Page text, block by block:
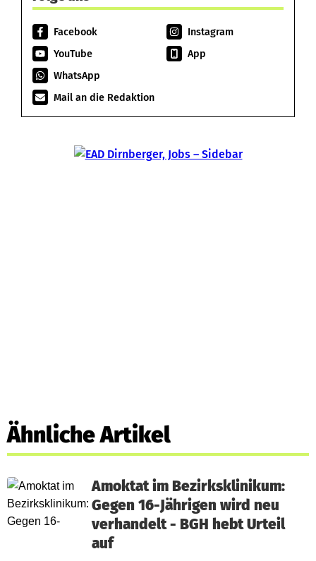
Facebook
Instagram
YouTube
App
WhatsApp
Mail an die Redaktion
Ähnliche Artikel
Amoktat im Bezirksklinikum:
Gegen 16-Jährigen wird neu
verhandelt - BGH hebt Urteil
auf